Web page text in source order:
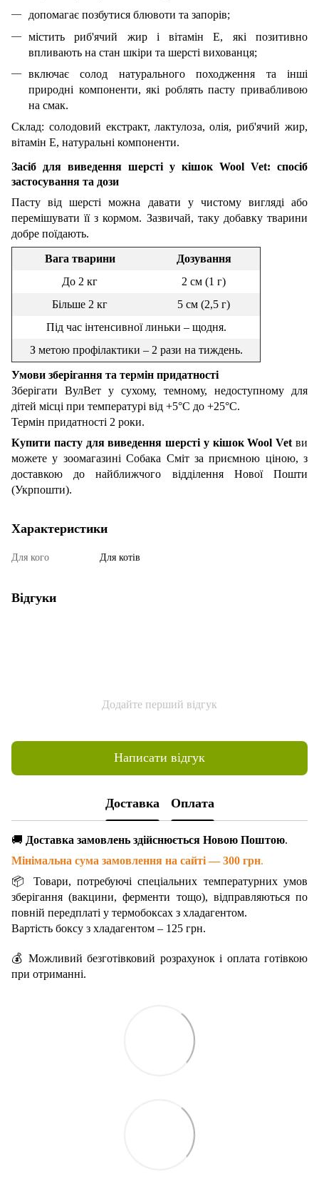
допомагає позбутися блювоти та запорів;
містить риб'ячий жир і вітамін Е, які позитивно
впливають на стан шкіри та шерсті вихованця;
включає солод натурального походження та інші
природні компоненти, які роблять пасту привабливою
на смак.
Склад: солодовий екстракт, лактулоза, олія, риб'ячий жир,
вітамін Е, натуральні компоненти.
Засіб для виведення шерсті у кішок Wool Vet: спосіб
застосування та дози
Пасту від шерсті можна давати у чистому вигляді або
перемішувати її з кормом. Зазвичай, таку добавку тварини
добре поїдають.
Вага тварини
Дозування
До 2 кг
2 см (1 г)
Більше 2 кг
5 см (2,5 г)
Під час інтенсивної линьки – щодня.
З метою профілактики – 2 рази на тиждень.
Умови зберігання та термін придатності
Зберігати ВулВет у сухому, темному, недоступному для
дітей місці при температурі від +5°С до +25°С.
Термін придатності 2 роки.
Купити пасту для виведення шерсті у кішок Wool Vet ви
можете у зоомагазині Собака Сміт за приємною ціною, з
доставкою до найближчого відділення Нової Пошти
(Укрпошти).
Характеристики
Для кого Для котів
Відгуки
Додайте перший відгук
Написати відгук
Доставка Оплата
🚚 Доставка замовлень здійснюється Новою Поштою.
Мінімальна сума замовлення на сайті — 300 грн.
📦 Товари, потребуючі спеціальних температурних умов
зберігання (вакцини, ферменти тощо), відправляються по
повній передплаті у термобоксах з хладагентом.
Вартість боксу з хладагентом – 125 грн.
💰 Можливий безготівковий розрахунок і оплата готівкою
при отриманні.